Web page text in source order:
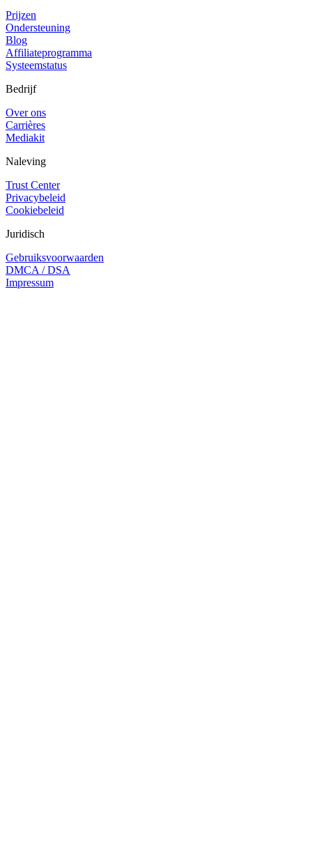
Prijzen
Ondersteuning
Blog
Affiliateprogramma
Systeemstatus
Bedrijf
Over ons
Carrières
Mediakit
Naleving
Trust Center
Privacybeleid
Cookiebeleid
Juridisch
Gebruiksvoorwaarden
DMCA / DSA
Impressum